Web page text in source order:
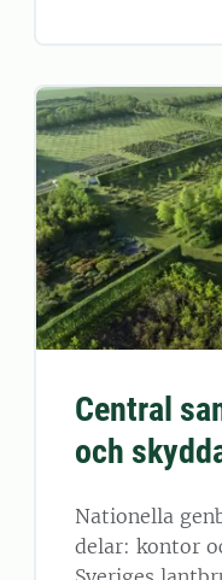
Central
och
Nationella
delar: kontor